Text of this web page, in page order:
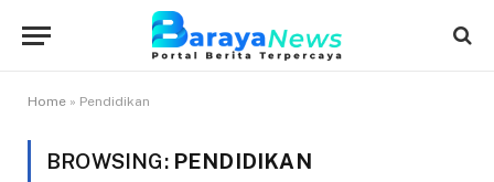
Home » Pendidikan
BROWSING: PENDIDIKAN